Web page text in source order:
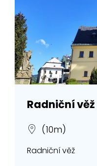
Radniční věž
(10m)
Radniční věž